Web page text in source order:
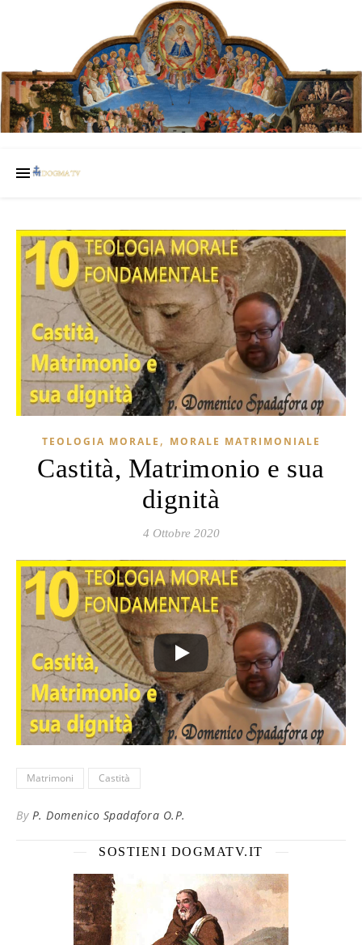
TEOLOGIA MORALE , MORALE MATRIMONIALE
Castità, Matrimonio e sua
dignità
4 Ottobre 2020
Matrimoni Castità
By P. Domenico Spadafora O.P.
SOSTIENI DOGMATV.IT